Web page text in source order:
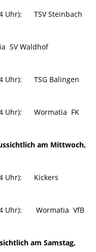
Uhr): TSV Steinbach 
 SV Waldhof
Uhr): TSG Balingen 
Uhr): Wormatia  FK
am Mittwoch,
Uhr): Kickers
Uhr): Wormatia  VfB
am Samstag,